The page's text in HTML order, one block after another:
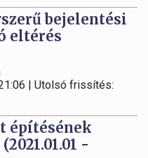
bejelentési
eltérés
| Utolsó frissítés:
építésének
-